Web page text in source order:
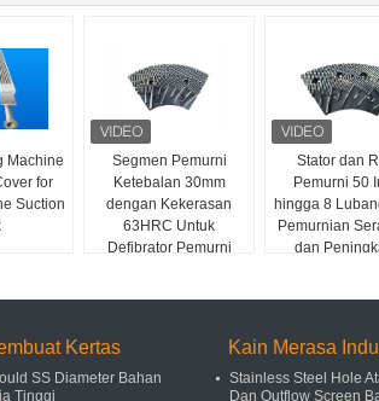
Machine
for
Suction
Segmen Pemurni
Ketebalan 30mm
dengan Kekerasan
63HRC Untuk
Defibrator Pemurni
Stator dan
Pemurni 50
hingga 8
Pemurnian
dan
Kertas
SS Diameter Bahan
Tinggi
Kain Merasa
Stainless Steel Hole
Dan Outflow Screen